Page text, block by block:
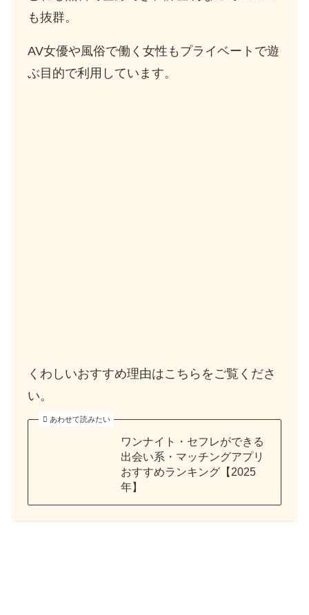
も抜群。
AV女優や風俗で働く女性もプライベートで遊
ぶ目的で利用しています。
くわしいおすすめ理由はこちらをご覧くださ
い。
あわせて読みたい
ワンナイト・セフレができる
出会い系・マッチングアプリ
おすすめランキング【2025
年】